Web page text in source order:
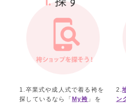
1.卒業式や成人式で着る袴を
探しているなら「My袴 」を
2.
ン